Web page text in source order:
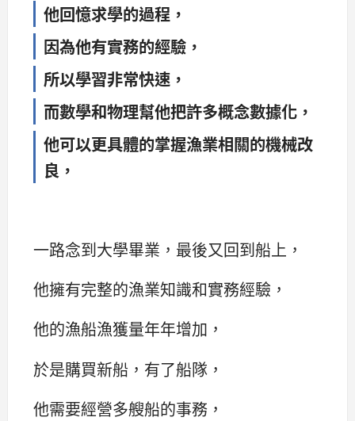
他回憶求學的過程，
因為他有實務的經驗，
所以學習非常快速，
而數學和物理幫他把許多概念數據化，
他可以更具體的掌握漁業相關的機械改
良，
一路念到大學畢業，最後又回到船上，
他擁有完整的漁業知識和實務經驗，
他的漁船漁獲量年年增加，
於是購買新船，有了船隊，
他需要經營多艘船的事務，